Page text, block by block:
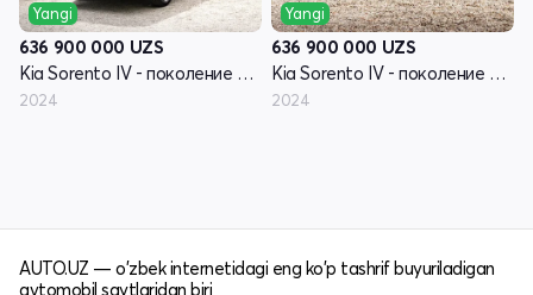
Yangi
636 900 000 UZS
Kia Sorento IV - поколение рестайлинг
2024
Yangi
636 900 000 UZS
Kia Sorento IV - поколение рестайлинг
2024
AUTO.UZ — o'zbek internetidagi eng ko'p tashrif buyuriladigan
avtomobil saytlaridan biri